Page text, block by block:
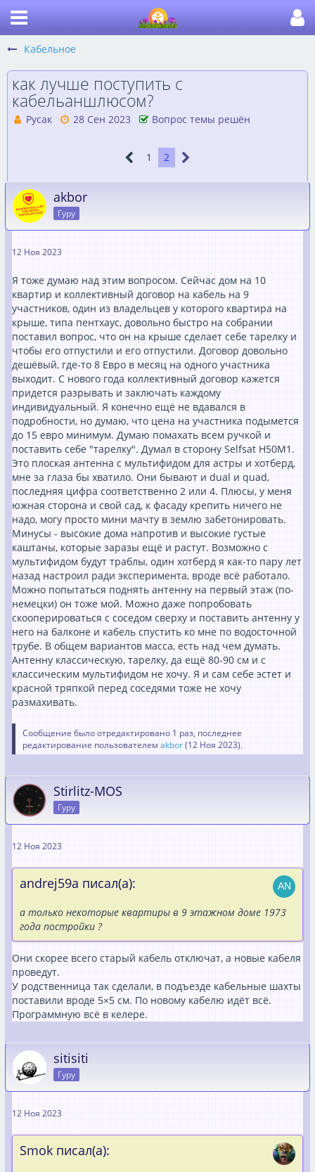
Кабельное
как лучше поступить с
кабельаншлюсом?
Русак 28 Сен 2023 Вопрос темы решён
1 2
akbor
Гуру
12 Ноя 2023
Я тоже думаю над этим вопросом. Сейчас дом на 10
квартир и коллективный договор на кабель на 9
участников, один из владельцев у которого квартира на
крыше, типа пентхаус, довольно быстро на собрании
поставил вопрос, что он на крыше сделает себе тарелку и
чтобы его отпустили и его отпустили. Договор довольно
дешёвый, где-то 8 Евро в месяц на одного участника
выходит. С нового года коллективный договор кажется
придется разрывать и заключать каждому
индивидуальный. Я конечно ещё не вдавался в
подробности, но думаю, что цена на участника подымется
до 15 евро минимум. Думаю помахать всем ручкой и
поставить себе "тарелку". Думал в сторону Selfsat H50M1.
Это плоская антенна с мультифидом для астры и хотберд,
мне за глаза бы хватило. Они бывают и dual и quad,
последняя цифра соответственно 2 или 4. Плюсы, у меня
южная сторона и свой сад, к фасаду крепить ничего не
надо, могу просто мини мачту в землю забетонировать.
Минусы - высокие дома напротив и высокие густые
каштаны, которые заразы ещё и растут. Возможно с
мультифидом будут траблы, один хотберд я как-то пару лет
назад настроил ради эксперимента, вроде всё работало.
Можно попытаться поднять антенну на первый этаж (по-
немецки) он тоже мой. Можно даже попробовать
скооперироваться с соседом сверху и поставить антенну у
него на балконе и кабель спустить ко мне по водосточной
трубе. В общем вариантов масса, есть над чем думать.
Антенну классическую, тарелку, да ещё 80-90 см и с
классическим мультифидом не хочу. Я и сам себе эстет и
красной тряпкой перед соседями тоже не хочу
размахивать.
Сообщение было отредактировано 1 раз, последнее
редактирование пользователем akbor(12 Ноя 2023).
Stirlitz-MOS
Гуру
12 Ноя 2023
andrej59a писал(а):
а только некоторые квартиры в 9 этажном доме 1973
года постройки ?
Они скорее всего старый кабель отключат, а новые кабеля
проведут.
У родственница так сделали, в подъезде кабельные шахты
поставили вроде 5×5 см. По новому кабелю идёт всё.
Программную всё в келере.
sitisiti
Гуру
12 Ноя 2023
Smok писал(а):